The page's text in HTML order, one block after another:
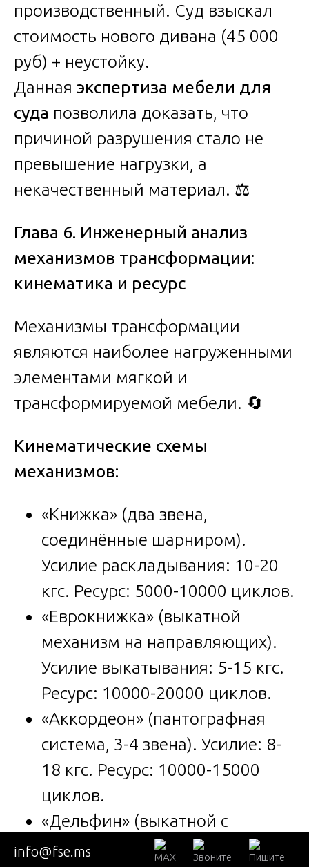
производственный. Суд взыскал
стоимость нового дивана (45 000
руб) + неустойку.
Данная экспертиза мебели для
суда позволила доказать, что
причиной разрушения стало не
превышение нагрузки, а
некачественный материал. ⚖️
Глава 6. Инженерный анализ
механизмов трансформации:
кинематика и ресурс
Механизмы трансформации
являются наиболее нагруженными
элементами мягкой и
трансформируемой мебели. 🔄
Кинематические схемы
механизмов:
«Книжка» (два звена,
соединённые шарниром).
Усилие раскладывания: 10-20
кгс. Ресурс: 5000-10000 циклов.
«Еврокнижка» (выкатной
механизм на направляющих).
Усилие выкатывания: 5-15 кгс.
Ресурс: 10000-20000 циклов.
«Аккордеон» (пантографная
система, 3-4 звена). Усилие: 8-
18 кгс. Ресурс: 10000-15000
циклов.
«Дельфин» (выкатной с
подъёмом). Усилие: 12-25 кгс.
info@fse.ms